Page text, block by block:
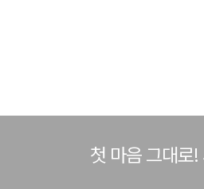
첫 마음 그대로